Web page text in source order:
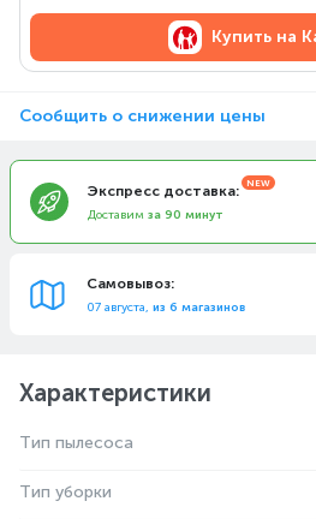
Купить на
Сообщить о снижении цены
Экспресс доставка:
Доставим за 90 минут
Самовывоз:
07 августа, из 6 магазинов
Характеристики
Тип пылесоса
Тип уборки